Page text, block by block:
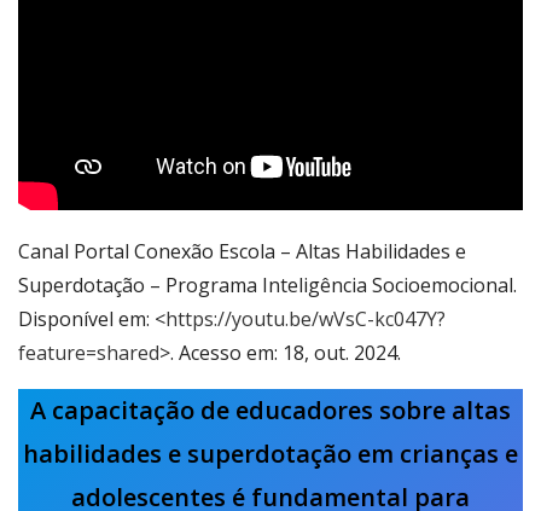
Canal Portal Conexão Escola – Altas Habilidades e
Superdotação – Programa Inteligência Socioemocional.
Disponível em: <https://youtu.be/wVsC-kc047Y?
feature=shared>. Acesso em: 18, out. 2024.
A capacitação de educadores sobre altas
habilidades e superdotação em crianças e
adolescentes é fundamental para